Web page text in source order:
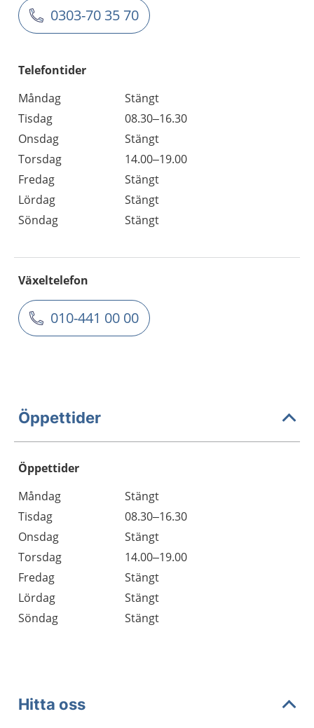
0303-70 35 70
Telefontider
Måndag
Stängt
Tisdag
08.30–16.30
Onsdag
Stängt
Torsdag
14.00–19.00
Fredag
Stängt
Lördag
Stängt
Söndag
Stängt
Växeltelefon
010-441 00 00
Öppettider
Öppettider
Dag
Öppettider
Kommentarer
Måndag
Stängt
Tisdag
08.30–16.30
Onsdag
Stängt
Torsdag
14.00–19.00
Fredag
Stängt
Lördag
Stängt
Söndag
Stängt
Hitta oss